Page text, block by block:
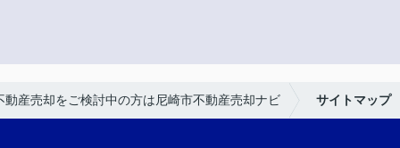
動産売却をご検討中の方は尼崎市不動産売却ナビ サイトマップ